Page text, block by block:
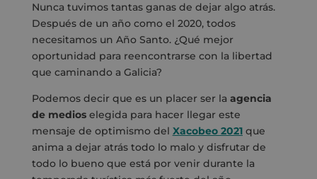
Nunca tuvimos tantas ganas de dejar algo atrás.
Después de un año como el 2020, todos
necesitamos un Año Santo. ¿Qué mejor
oportunidad para reencontrarse con la libertad
que caminando a Galicia?
Podemos decir que es un placer ser la agencia
de medioselegida para hacer llegar este
mensaje de optimismo del Xacobeo 2021que
anima a dejar atrás todo lo malo y disfrutar de
todo lo bueno que está por venir durante la